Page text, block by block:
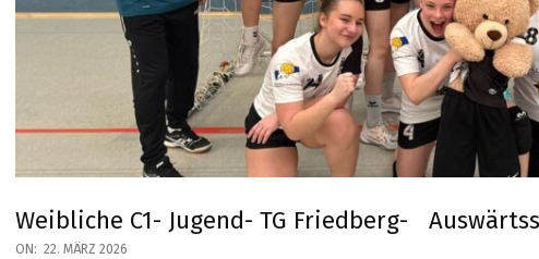
Weibliche C1- Jugend- TG Friedberg-
ON: 22. MÄRZ 2026